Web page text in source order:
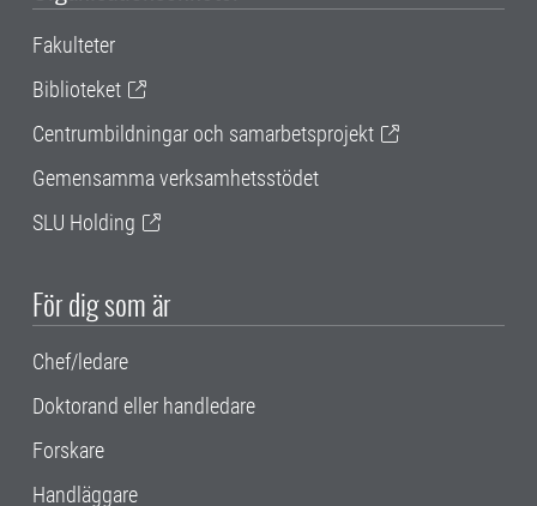
Fakulteter
Biblioteket
Centrumbildningar och samarbetsprojekt
Gemensamma verksamhetsstödet
SLU Holding
För dig som är
Chef/ledare
Doktorand eller handledare
Forskare
Handläggare